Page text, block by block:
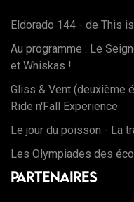
Eldorado 144 - de This
Au programme : Le
et Whiskas !
Gliss & Vent (deuxième
Ride n'Fall Experience
Le jour du poisson - La
Les Olympiades des
Partenaires